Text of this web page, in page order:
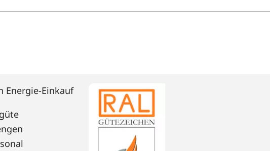
Energie-Einkauf